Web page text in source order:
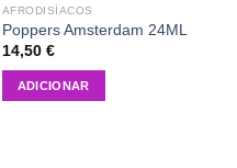
AFRODISÍACOS
Poppers Amsterdam 24ML
14,50 €
ADICIONAR